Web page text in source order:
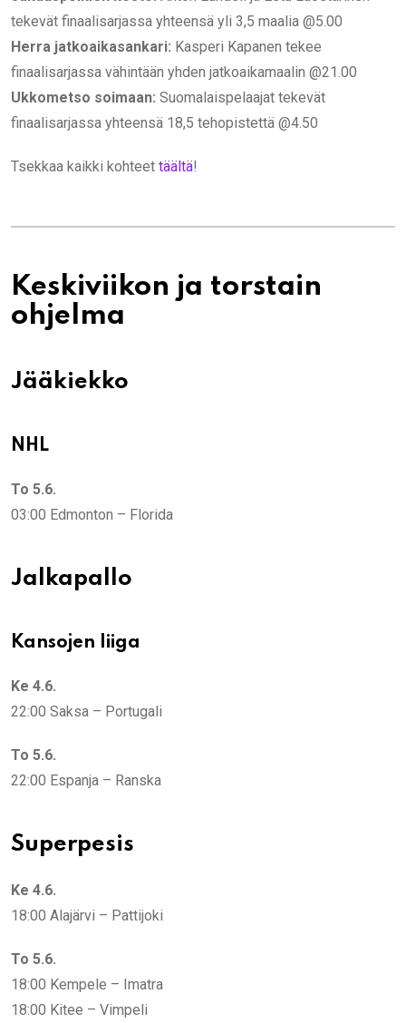
tekevät finaalisarjassa yhteensä yli 3,5 maalia @5.00
Herra jatkoaikasankari: Kasperi Kapanen tekee
finaalisarjassa vähintään yhden jatkoaikamaalin @21.00
Ukkometso soimaan: Suomalaispelaajat tekevät
finaalisarjassa yhteensä 18,5 tehopistettä @4.50
Tsekkaa kaikki kohteet täältä!
Keskiviikon ja torstain
ohjelma
Jääkiekko
NHL
To 5.6.
03:00 Edmonton – Florida
Jalkapallo
Kansojen liiga
Ke 4.6.
22:00 Saksa – Portugali
To 5.6.
22:00 Espanja – Ranska
Superpesis
Ke 4.6.
18:00 Alajärvi – Pattijoki
To 5.6.
18:00 Kempele – Imatra
18:00 Kitee – Vimpeli